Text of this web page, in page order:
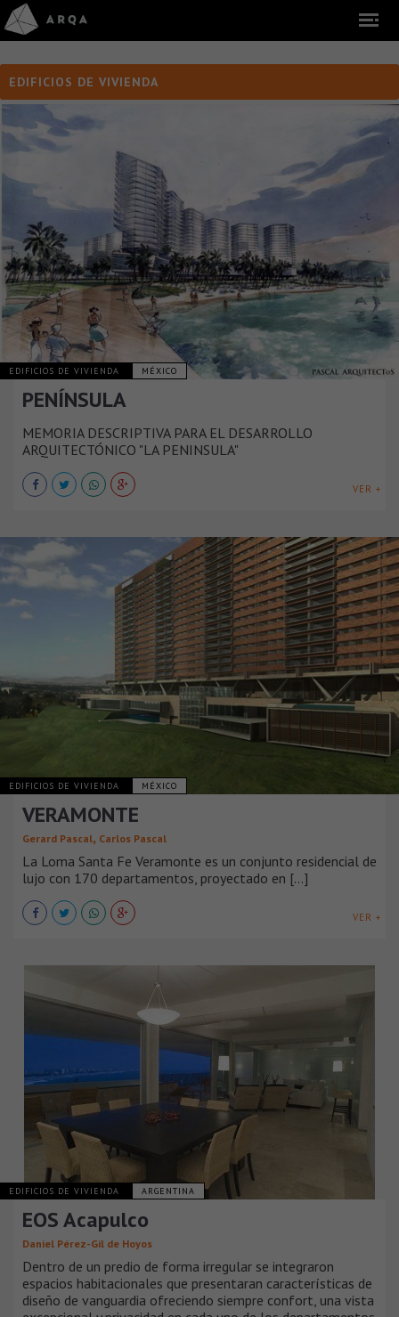
EDIFICIOS DE VIVIENDA
EDIFICIOS DE VIVIENDA MÉXICO
PENÍNSULA
MEMORIA DESCRIPTIVA PARA EL DESARROLLO
ARQUITECTÓNICO "LA PENINSULA"
VER +
EDIFICIOS DE VIVIENDA MÉXICO
VERAMONTE
Gerard Pascal, Carlos Pascal
La Loma Santa Fe Veramonte es un conjunto residencial de
lujo con 170 departamentos, proyectado en [...]
VER +
EDIFICIOS DE VIVIENDA ARGENTINA
EOS Acapulco
Daniel Pérez-Gil de Hoyos
Dentro de un predio de forma irregular se integraron
espacios habitacionales que presentaran características de
diseño de vanguardia ofreciendo siempre confort, una vista